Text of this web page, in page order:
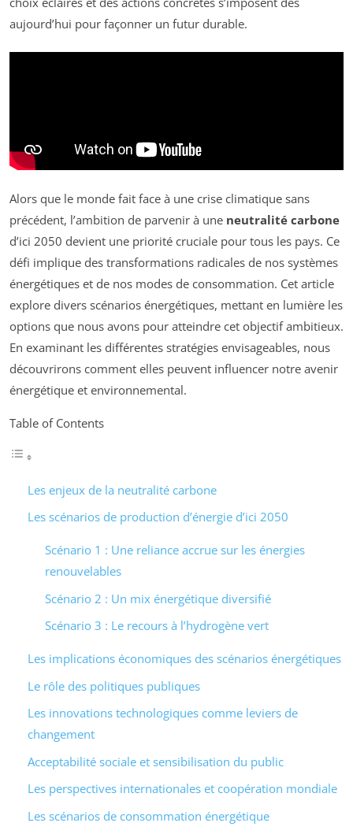
aujourd’hui pour façonner un futur durable.
Alors que le monde fait face à une crise climatique sans
précédent, l’ambition de parvenir à une neutralité carbone
d’ici 2050 devient une priorité cruciale pour tous les pays. Ce
défi implique des transformations radicales de nos systèmes
énergétiques et de nos modes de consommation. Cet article
explore divers scénarios énergétiques, mettant en lumière les
options que nous avons pour atteindre cet objectif ambitieux.
En examinant les différentes stratégies envisageables, nous
découvrirons comment elles peuvent influencer notre avenir
énergétique et environnemental.
Table of Contents
Les enjeux de la neutralité carbone
Les scénarios de production d’énergie d’ici 2050
Scénario 1 : Une reliance accrue sur les énergies
renouvelables
Scénario 2 : Un mix énergétique diversifié
Scénario 3 : Le recours à l’hydrogène vert
Les implications économiques des scénarios énergétiques
Le rôle des politiques publiques
Les innovations technologiques comme leviers de
changement
Acceptabilité sociale et sensibilisation du public
Les perspectives internationales et coopération mondiale
Les scénarios de consommation énergétique